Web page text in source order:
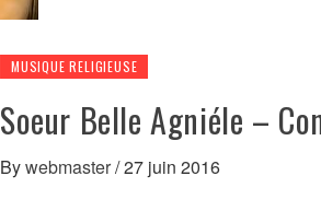
MUSIQUE RELIGIEUSE
Soeur Belle Agniéle –
Bywebmaster/27 juin 2016